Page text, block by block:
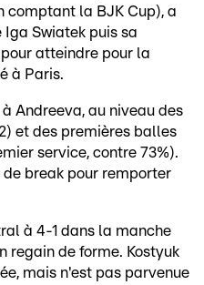
comptant la BJK Cup), a
Swiatek puis sa
atteindre pour la
à Paris.
Andreeva, au niveau des
et des premières balles
service, contre 73%).
break pour remporter
à 4-1 dans la manche
regain de forme. Kostyuk
mais n'est pas parvenue